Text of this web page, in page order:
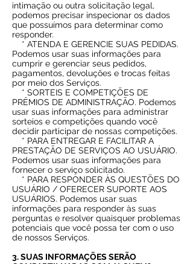
intimação ou outra solicitação legal,
podemos precisar inspecionar os dados
que possuímos para determinar como
responder.
* ATENDA E GERENCIE SUAS PEDIDAS.
Podemos usar suas informações para
cumprir e gerenciar seus pedidos,
pagamentos, devoluções e trocas feitas
por meio dos Serviços.
* SORTEIS E COMPETIÇÕES DE
PRÊMIOS DE ADMINISTRAÇÃO. Podemos
usar suas informações para administrar
sorteios e competições quando você
decidir participar de nossas competições.
* PARA ENTREGAR E FACILITAR A
PRESTAÇÃO DE SERVIÇOS AO USUÁRIO.
Podemos usar suas informações para
fornecer o serviço solicitado.
* PARA RESPONDER ÀS QUESTÕES DO
USUÁRIO / OFERECER SUPORTE AOS
USUÁRIOS. Podemos usar suas
informações para responder às suas
perguntas e resolver quaisquer problemas
potenciais que você possa ter com o uso
de nossos Serviços.
3. SUAS INFORMAÇÕES SERÃO